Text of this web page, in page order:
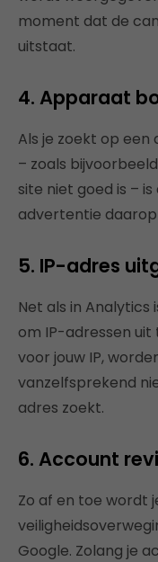
moment dat de
uitstaat.
4. Apparaat
Als je zoekt op
– zoals
site niet goed is –
advertentie
5. IP-adres
Net als in Analytics
om IP-adressen uit
voor jouw IP,
vanzelfsprekend
adres zoekt.
6. Account
Zo af en toe wordt
Google. Zolang je